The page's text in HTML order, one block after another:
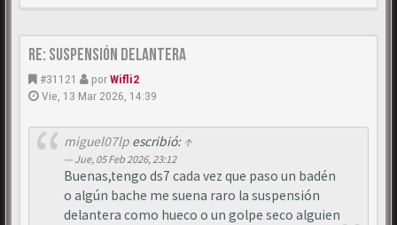
Re: Suspensión delantera
#31121 porWifli2
Vie, 13 Mar 2026, 14:39
miguel07lpescribió: ↑
Jue, 05 Feb 2026, 23:12
Buenas,tengo ds7 cada vez que paso un badén
o algún bache me suena raro la suspensión
delantera como hueco o un golpe seco alguien